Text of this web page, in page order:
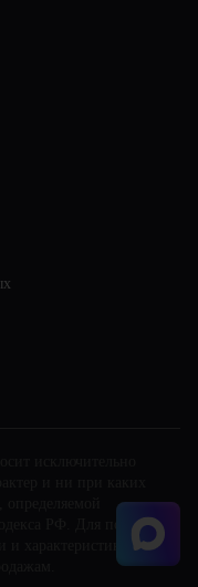
РФ. Для получения
характеристиках